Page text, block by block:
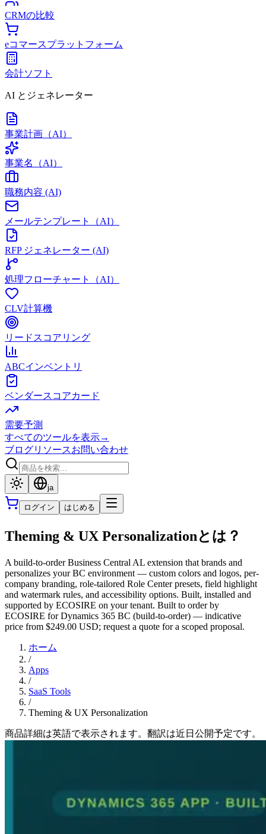
CRMの比較
eコマースプラットフォーム
会計ソフト
AI とジェネレーター
事業計画（AI）
事業名（AI）
職務内容 (AI)
メールテンプレート（AI）
RFP ジェネレーター (AI)
処理フローチャート（AI）
CLV計算機
リードスコアリング
ABCインベントリ
ベンダースコアカード
需要予測
すべてのツールを表示→
ブログリソースお問い合わせ
ja
ログイン はじめる
Theming & UX Personalizationとは？
A build-to-order Business Central AL extension that brands and
personalizes your BC environment — custom colors and logos, per-
company branding, role-tailored Role Center presets, field highlight
and watermark rules, and accessibility options. Built, installed and
supported by ECOSIRE on your tenant. Built to order by
ECOSIRE for Dynamics 365 BC (build-to-order) — indicative
price from $249.00 USD; request a quote for a scoped proposal.
ホーム
/
Apps
/
SaaS Tools
/
Theming & UX Personalization
商品詳細は英語で表示されます。翻訳は近日公開予定です。